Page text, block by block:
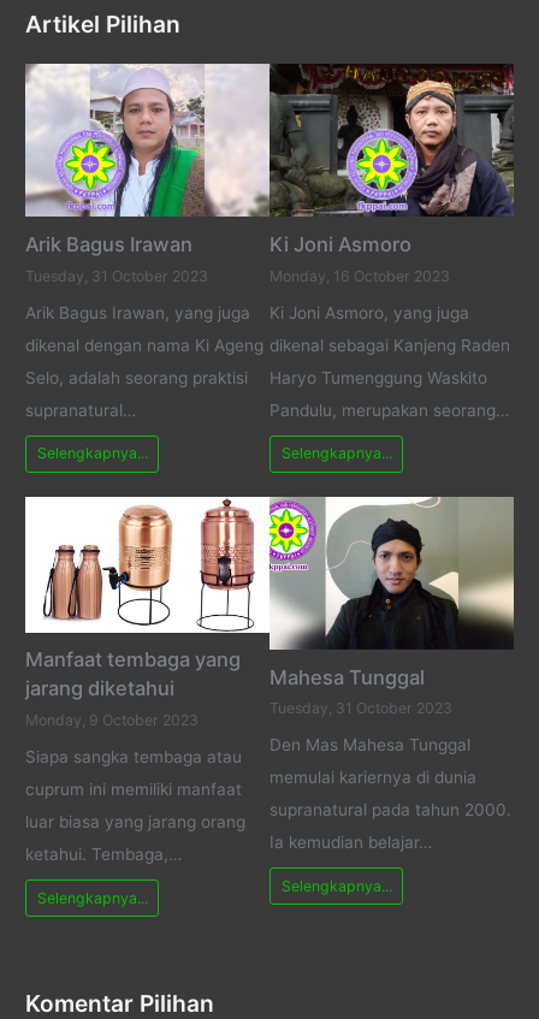
Artikel Pilihan
Arik Bagus Irawan
Tuesday, 31 October 2023
Arik Bagus Irawan, yang juga
dikenal dengan nama Ki Ageng
Selo, adalah seorang praktisi
supranatural…
Selengkapnya...
Ki Joni Asmoro
Monday, 16 October 2023
Ki Joni Asmoro, yang juga
dikenal sebagai Kanjeng Raden
Haryo Tumenggung Waskito
Pandulu, merupakan seorang…
Selengkapnya...
Manfaat tembaga yang
jarang diketahui
Monday, 9 October 2023
Siapa sangka tembaga atau
cuprum ini memiliki manfaat
luar biasa yang jarang orang
ketahui. Tembaga,…
Selengkapnya...
Mahesa Tunggal
Tuesday, 31 October 2023
Den Mas Mahesa Tunggal
memulai kariernya di dunia
supranatural pada tahun 2000.
Ia kemudian belajar…
Selengkapnya...
Komentar Pilihan